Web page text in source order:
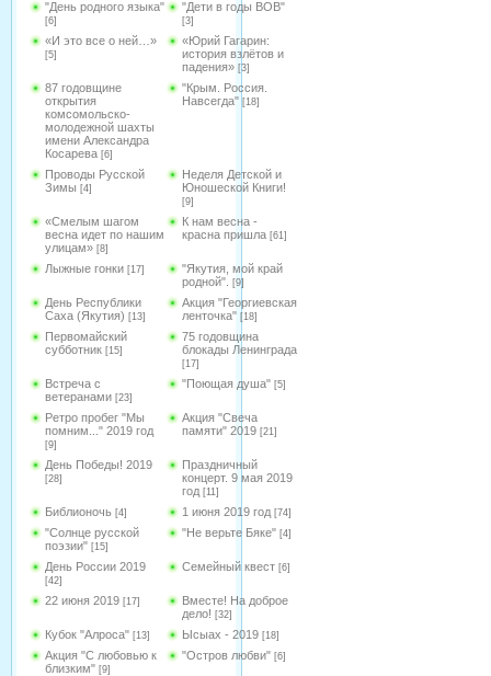
"День родного языка"
[6]
"Дети в годы ВОВ"
[3]
«И это все о ней…»
[5]
«Юрий Гагарин:
история взлётов и
падения» [3]
87 годовщине
открытия
комсомольско-
молодежной шахты
имени Александра
Косарева [6]
"Крым. Россия.
Навсегда" [18]
Проводы Русской
Зимы [4]
Неделя Детской и
Юношеской Книги!
[9]
«Смелым шагом
весна идет по нашим
улицам» [8]
К нам весна -
красна пришла [61]
Лыжные гонки [17]
"Якутия, мой край
родной".
[9]
День Республики
Саха (Якутия) [13]
Акция "Георгиевская
ленточка" [18]
Первомайский
субботник [15]
75 годовщина
блокады Ленинграда
[17]
Встреча с
ветеранами [23]
"Поющая душа" [5]
Ретро пробег "Мы
помним..." 2019 год
[9]
Акция "Свеча
памяти" 2019 [21]
День Победы! 2019
[28]
Праздничный
концерт. 9 мая 2019
год [11]
Библионочь [4] 1 июня 2019 год [74]
"Солнце русской
поэзии" [15]
"Не верьте Бяке" [4]
День России 2019
[42]
Семейный квест [6]
22 июня 2019 [17]
Вместе! На доброе
дело! [32]
Кубок "Алроса" [13] Ысыах - 2019 [18]
Акция "С любовью к
близким" [9]
"Остров любви" [6]